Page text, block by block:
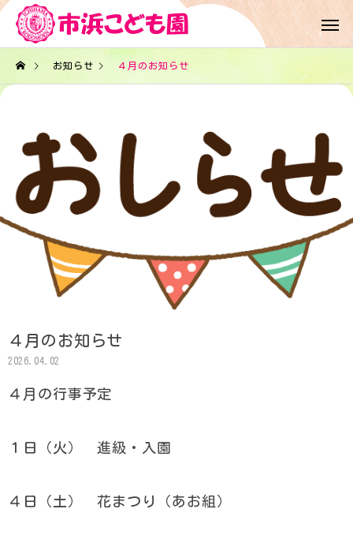
お知らせ ４月のお知らせ
４月のお知らせ
2026.04.02
４月の行事予定
１日（火） 進級・入園
４日（土） 花まつり（あお組）